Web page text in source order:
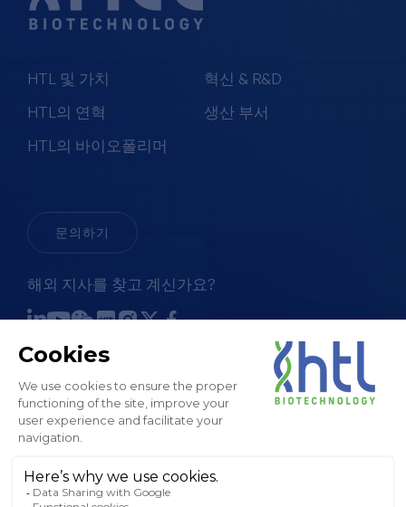
HTL 및 가치
HTL의 연혁
HTL의 바이오폴리머
혁신 & R&D
생산 부서
문의하기
해외 지사를 찾고 계신가요?
판매 약관
법적 고지 및 GTC
개인정보 처리방침